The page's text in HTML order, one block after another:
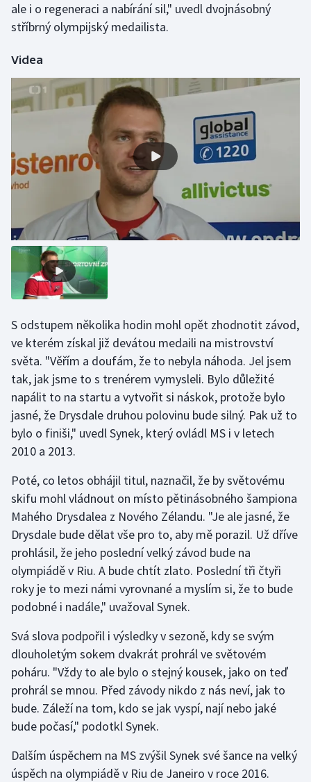
Krasobruslení
Lyže a snowboard
Moderní pětiboj
Olympijské hry
Parasport
Plavání
Plážový volejbal
Rychlobruslení
Rychlostní kanoistika
Short track
Sportovní střelba
Stolní tenis
Triatlon
Veslování
Vodní slalom
Volejbal
Ostatní
ale i o regeneraci a nabírání sil," uvedl dvojnásobný
stříbrný olympijský medailista.
Videa
S odstupem několika hodin mohl opět zhodnotit závod,
ve kterém získal již devátou medaili na mistrovství
světa. "Věřím a doufám, že to nebyla náhoda. Jel jsem
tak, jak jsme to s trenérem vymysleli. Bylo důležité
napálit to na startu a vytvořit si náskok, protože bylo
jasné, že Drysdale druhou polovinu bude silný. Pak už to
bylo o finiši," uvedl Synek, který ovládl MS i v letech
2010 a 2013.
Poté, co letos obhájil titul, naznačil, že by světovému
skifu mohl vládnout on místo pětinásobného šampiona
Mahého Drysdalea z Nového Zélandu. "Je ale jasné, že
Drysdale bude dělat vše pro to, aby mě porazil. Už dříve
prohlásil, že jeho poslední velký závod bude na
olympiádě v Riu. A bude chtít zlato. Poslední tři čtyři
roky je to mezi námi vyrovnané a myslím si, že to bude
podobné i nadále," uvažoval Synek.
Svá slova podpořil i výsledky v sezoně, kdy se svým
dlouholetým sokem dvakrát prohrál ve světovém
poháru. "Vždy to ale bylo o stejný kousek, jako on teď
prohrál se mnou. Před závody nikdo z nás neví, jak to
bude. Záleží na tom, kdo se jak vyspí, nají nebo jaké
bude počasí," podotkl Synek.
Dalším úspěchem na MS zvýšil Synek své šance na velký
úspěch na olympiádě v Riu de Janeiro v roce 2016.